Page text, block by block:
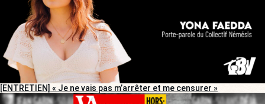
[ENTRETIEN] « Je ne vais pas m’arrêter et me censurer »